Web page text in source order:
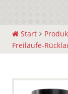
Start
Freiläufe-